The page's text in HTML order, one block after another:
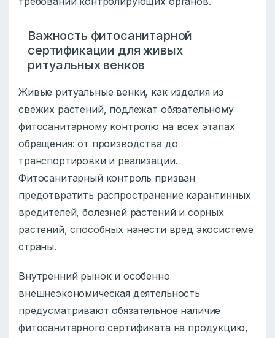
Важность фитосанитарной
сертификации для живых
ритуальных венков
Живые ритуальные венки, как изделия из
свежих растений, подлежат обязательному
фитосанитарному контролю на всех этапах
обращения: от производства до
транспортировки и реализации.
Фитосанитарный контроль призван
предотвратить распространение карантинных
вредителей, болезней растений и сорных
растений, способных нанести вред экосистеме
страны.
Внутренний рынок и особенно
внешнеэкономическая деятельность
предусматривают обязательное наличие
фитосанитарного сертификата на продукцию,